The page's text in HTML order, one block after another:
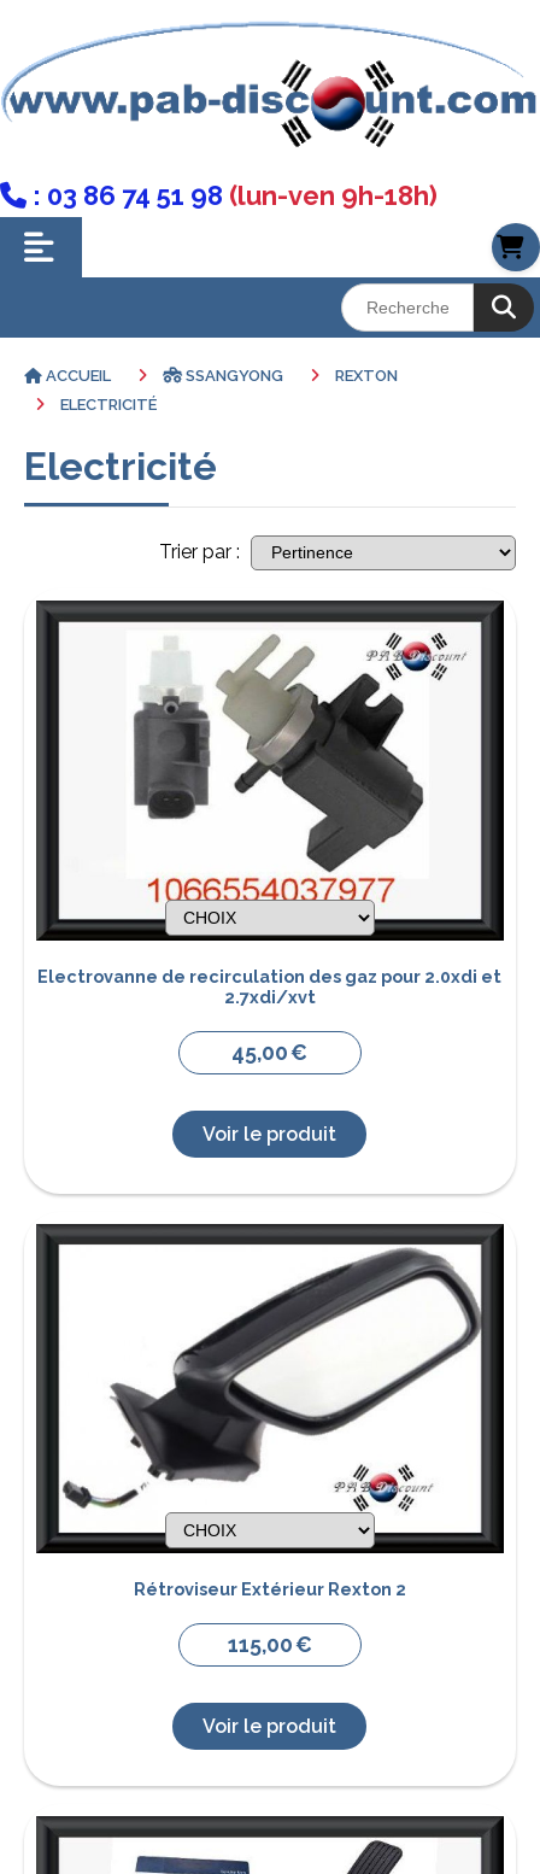
 : 03 86 74 51 98 (lun-ven 9h-18h)
ACCUEIL SSANGYONG
REXTON
ELECTRICITÉ
Electricité
Trier par :
Electrovanne de recirculation des gaz pour 2.0xdi et
2.7xdi/xvt
45,00€
Voir le produit
Rétroviseur Extérieur Rexton 2
115,00€
Voir le produit